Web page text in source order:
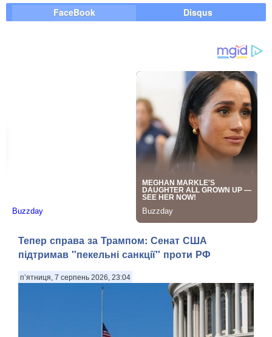
FaceBook
Disqus
Тепер справа за Трампом: Сенат США
підтримав "пекельні санкції" проти РФ
п’ятниця, 7 серпень 2026, 23:04